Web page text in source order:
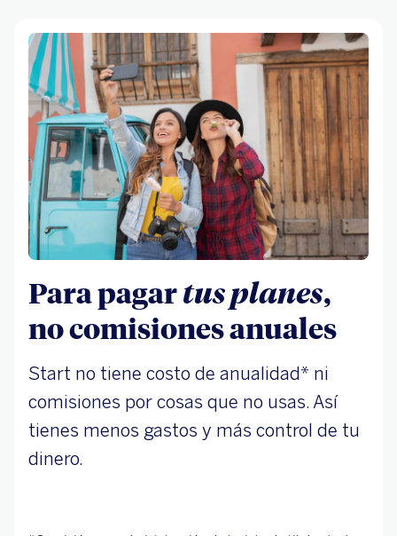
Para pagartus planes,
no comisiones anuales
Start no tiene costo de anualidad* ni
comisiones por cosas que no usas. Así
tienes menos gastos y más control de tu
dinero.